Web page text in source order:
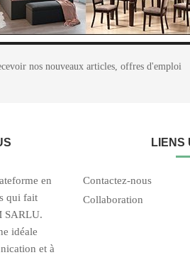
nos nouveaux articles, offres d'emploi
en
qui fait
SARLU.
idéale
et à
LIENS
Contactez-nous
Collaboration